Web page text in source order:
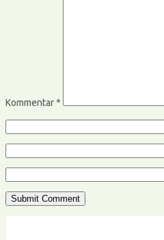
Kommentar*